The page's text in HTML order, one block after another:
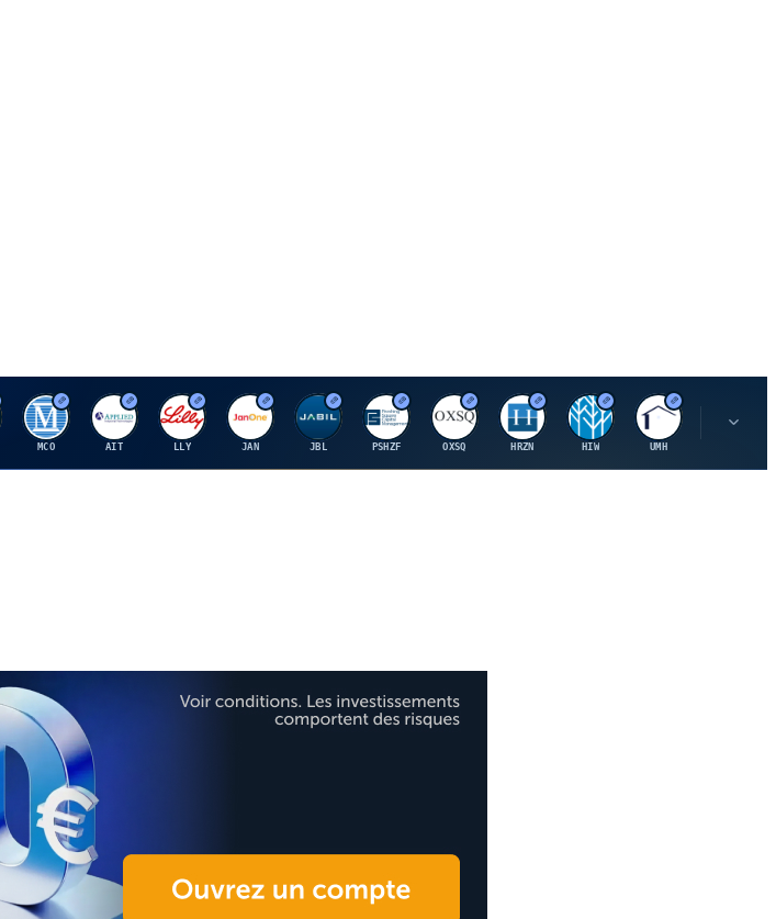
M
MCO
A
AIT
E
LLY
J
JAN
J
JBL
P
PSHZF
O
OXSQ
H
HRZN
H
HIW
U
UMH
U